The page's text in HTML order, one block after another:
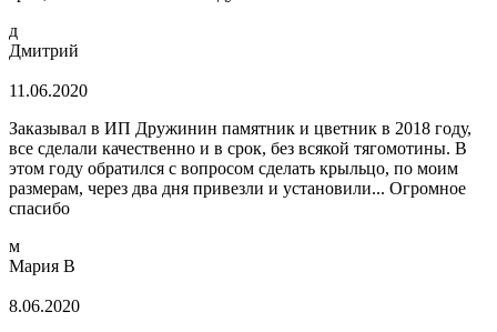
д
Дмитрий
11.06.2020
Заказывал в ИП Дружинин памятник и цветник в 2018 году,
все сделали качественно и в срок, без всякой тягомотины. В
этом году обратился с вопросом сделать крыльцо, по моим
размерам, через два дня привезли и установили... Огромное
спасибо
м
Мария В
8.06.2020